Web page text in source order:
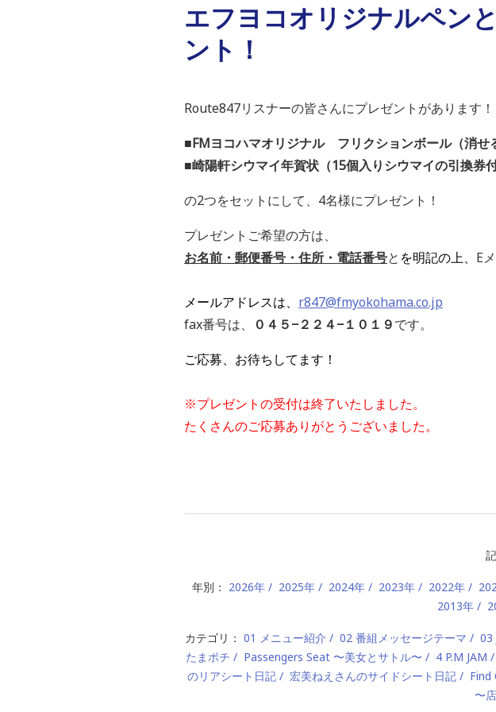
エフヨコオリジナルペン
ント！
Route847リスナーの皆さんにプレゼントがあります！
■FMヨコハマオリジナル フリクションボール（消せ
■崎陽軒シウマイ年賀状（15個入りシウマイの引換券
の2つをセットにして、4名様にプレゼント！
プレゼントご希望の方は、
お名前・郵便番号・住所・電話番号と を明記の上、 E
メールアドレスは、 r847@fmyokohama.co.jp
fax番号は、
０４５−２２４−１０１９です。
ご応募、お待ちしてます！
※プレゼントの受付は終了いたしました。
たくさんのご応募ありがとうございました。
年別： 2026年 2025年 2024年 2023年 2022年
2013年
カテゴリ： 01 メニュー紹介 02 番組メッセージテーマ 03
たまポチ
Passengers Seat 〜美女とサトル〜 4 P.M JAM
のリアシート日記
宏美ねえさんのサイドシート日記 Find
〜